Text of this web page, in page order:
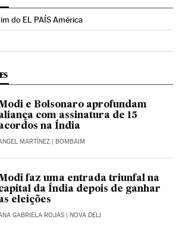
do EL PAÍS América
Brasil en Twitter
El País Brasil en Instagram
El País Brasil en Facebook
e Bolsonaro aprofundam
com assinatura de 15
na Índia
MARTÍNEZ | BOMBAIM
faz uma entrada triunfal na
da Índia depois de ganhar
eleições
GABRIELA ROJAS | NOVA DELI